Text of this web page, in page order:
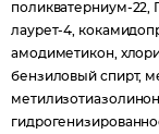
поликватерниум-22,
лаурет-4,
амодиметикон,
бензиловый спирт,